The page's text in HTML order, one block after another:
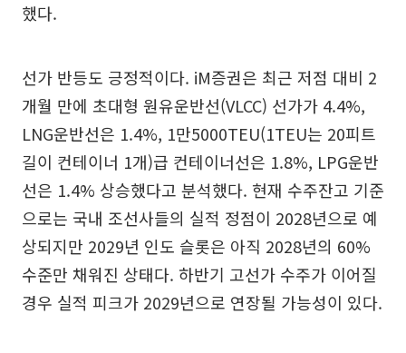
했다.
선가 반등도 긍정적이다. iM증권은 최근 저점 대비 2
개월 만에 초대형 원유운반선(VLCC) 선가가 4.4%,
LNG운반선은 1.4%, 1만5000TEU(1TEU는 20피트
길이 컨테이너 1개)급 컨테이너선은 1.8%, LPG운반
선은 1.4% 상승했다고 분석했다. 현재 수주잔고 기준
으로는 국내 조선사들의 실적 정점이 2028년으로 예
상되지만 2029년 인도 슬롯은 아직 2028년의 60%
수준만 채워진 상태다. 하반기 고선가 수주가 이어질
경우 실적 피크가 2029년으로 연장될 가능성이 있다.